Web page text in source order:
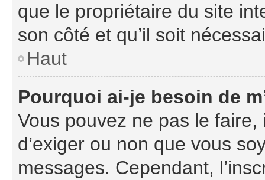
que le propriétaire du site
son côté et qu’il soit
Haut
Pourquoi ai-je besoin de
Vous pouvez ne pas le
d’exiger ou non que vous
messages. Cependant,